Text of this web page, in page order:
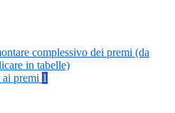
complessivo dei premi (da
in tabelle)
premi 1